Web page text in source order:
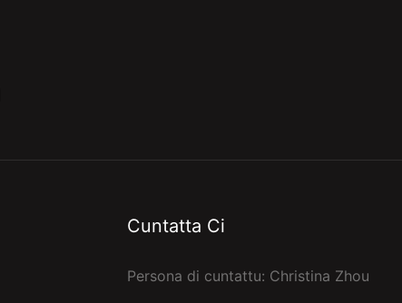
Cuntatta Ci
Persona di cuntattu: Christina Zhou